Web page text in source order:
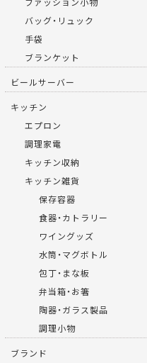
バッグ・リュック
手袋
ブランケット
ビールサーバー
キッチン
エプロン
調理家電
キッチン収納
キッチン雑貨
保存容器
食器・カトラリー
ワイングッズ
水筒・マグボトル
包丁・まな板
弁当箱・お箸
陶器・ガラス製品
調理小物
ブランド